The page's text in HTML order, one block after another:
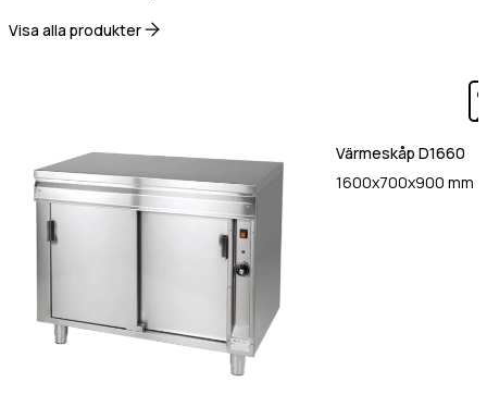
Visa alla produkter
Värmeskåp D1660
1600x700x900 mm